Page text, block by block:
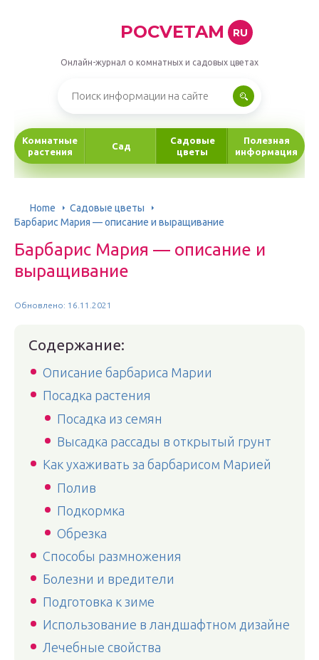
POCVETAM RU
Онлайн-журнал о комнатных и садовых цветах
Комнатные
растения
Сад
Садовые
цветы
Полезная
информация
Home
Садовые цветы
Барбарис Мария — описание и выращивание
Барбарис Мария — описание и
выращивание
Обновлено: 16.11.2021
Содержание:
Описание барбариса Марии
Посадка растения
Посадка из семян
Высадка рассады в открытый грунт
Как ухаживать за барбарисом Марией
Полив
Подкормка
Обрезка
Способы размножения
Болезни и вредители
Подготовка к зиме
Использование в ландшафтном дизайне
Лечебные свойства